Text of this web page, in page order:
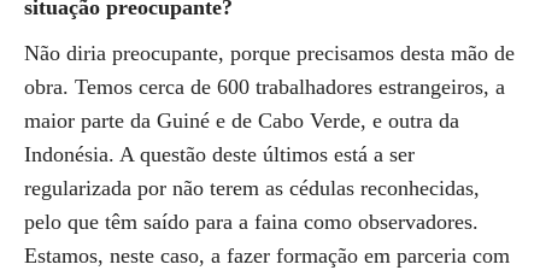
situação preocupante?
Não diria preocupante, porque precisamos desta mão de
obra. Temos cerca de 600 trabalhadores estrangeiros, a
maior parte da Guiné e de Cabo Verde, e outra da
Indonésia. A questão deste últimos está a ser
regularizada por não terem as cédulas reconhecidas,
pelo que têm saído para a faina como observadores.
Estamos, neste caso, a fazer formação em parceria com